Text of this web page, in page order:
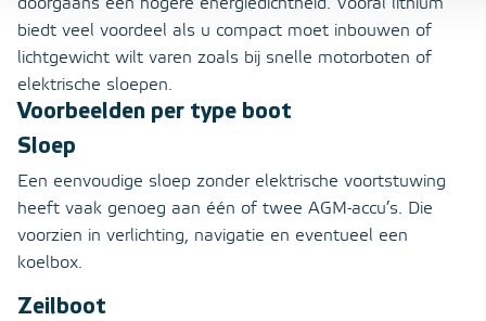
biedt veel voordeel als u compact moet inbouwen of
lichtgewicht wilt varen zoals bij snelle motorboten of
elektrische sloepen.
Voorbeelden per type boot
Sloep
Een eenvoudige sloep zonder elektrische voortstuwing
heeft vaak genoeg aan één of twee AGM-accu’s. Die
voorzien in verlichting, navigatie en eventueel een
koelbox.
Zeilboot